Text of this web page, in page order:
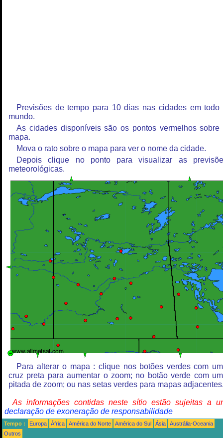
Previsões de tempo para 10 dias nas cidades em todo
mundo.
As cidades disponíveis são os pontos vermelhos sobre
mapa.
Mova o rato sobre o mapa para ver o nome da cidade.
Depois clique no ponto para visualizar as
meteorológicas.
Para alterar o mapa : clique nos botões verdes com
cruz preta para aumentar o zoom; no botão verde com
pitada de zoom; ou nas setas verdes para mapas
As informações contidas neste sítio estão sujeitas a
declaração de exoneração de responsabilidade
Tempo : Europa África América do Norte América do Sul Ásia
Austrália-Oceania
Outros